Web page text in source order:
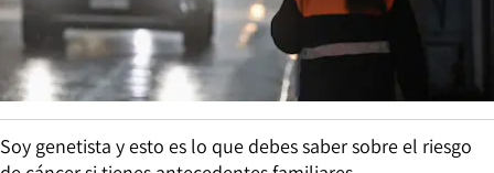
Soy genetista y esto es lo que debes saber sobre el riesgo